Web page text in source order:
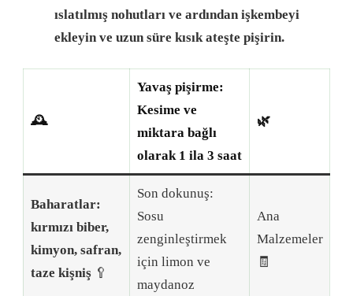
ıslatılmış nohutları ve ardından işkembeyi
ekleyin ve uzun süre kısık ateşte pişirin.
🕰️
Yavaş pişirme:
Kesime ve
miktara bağlı
olarak 1 ila 3 saat
🌿
Baharatlar:
kırmızı biber,
kimyon, safran,
taze kişniş🥄
Son dokunuş:
Sosu
zenginleştirmek
için limon ve
maydanoz
Ana
Malzemeler
🧾